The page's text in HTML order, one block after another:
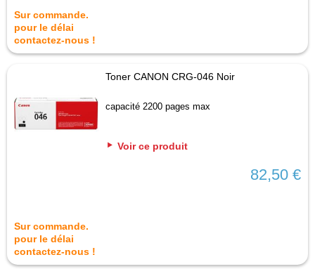
Sur commande.
pour le délai
contactez-nous !
Toner CANON CRG-046 Noir
capacité 2200 pages max
Voir ce produit
82,50 €
Sur commande.
pour le délai
contactez-nous !